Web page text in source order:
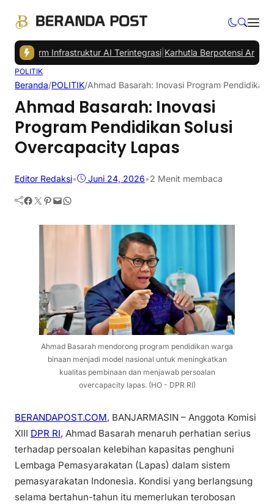
Infrastruktur AI Terintegrasi|Karhutla Berpotensi Ancam
POLITIK
Beranda/POLITIK/Ahmad Basarah: Inovasi Program Pendidikan
Ahmad Basarah: Inovasi
Program Pendidikan Solusi
Overcapacity Lapas
Editor Redaksi• Juni 24, 2026•2 Menit membaca
Facebook Twitter Pinterest Mail WhatsApp
Ahmad Basarah mendorong program pendidikan warga
binaan menjadi model nasional untuk meningkatkan
kualitas pembinaan dan menjawab persoalan
overcapacity lapas. (HO - DPR RI)
BERANDAPOST.COM, BANJARMASIN – Anggota Komisi
XIII DPR RI, Ahmad Basarah menaruh perhatian serius
terhadap persoalan kelebihan kapasitas penghuni
Lembaga Pemasyarakatan (Lapas) dalam sistem
pemasyarakatan Indonesia. Kondisi yang berlangsung
selama bertahun-tahun itu memerlukan terobosan